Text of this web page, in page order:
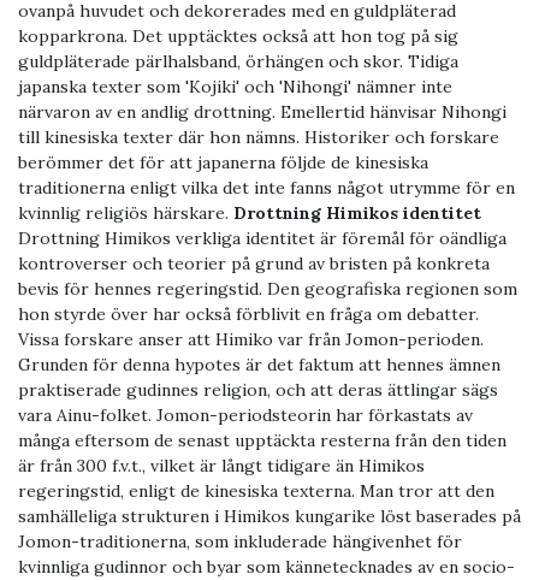
ovanpå huvudet och dekorerades med en guldpläterad
kopparkrona. Det upptäcktes också att hon tog på sig
guldpläterade pärlhalsband, örhängen och skor. Tidiga
japanska texter som 'Kojiki' och 'Nihongi' nämner inte
närvaron av en andlig drottning. Emellertid hänvisar Nihongi
till kinesiska texter där hon nämns. Historiker och forskare
berömmer det för att japanerna följde de kinesiska
traditionerna enligt vilka det inte fanns något utrymme för en
kvinnlig religiös härskare. Drottning Himikos identitet
Drottning Himikos verkliga identitet är föremål för oändliga
kontroverser och teorier på grund av bristen på konkreta
bevis för hennes regeringstid. Den geografiska regionen som
hon styrde över har också förblivit en fråga om debatter.
Vissa forskare anser att Himiko var från Jomon-perioden.
Grunden för denna hypotes är det faktum att hennes ämnen
praktiserade gudinnes religion, och att deras ättlingar sägs
vara Ainu-folket. Jomon-periodsteorin har förkastats av
många eftersom de senast upptäckta resterna från den tiden
är från 300 f.v.t., vilket är långt tidigare än Himikos
regeringstid, enligt de kinesiska texterna. Man tror att den
samhälleliga strukturen i Himikos kungarike löst baserades på
Jomon-traditionerna, som inkluderade hängivenhet för
kvinnliga gudinnor och byar som kännetecknades av en socio-